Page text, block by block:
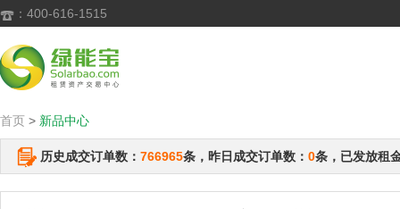
 ：400-616-1515
首页 > 新品中心
历史成交订单数： 766965条，昨日成交订单数： 0条，已发放租